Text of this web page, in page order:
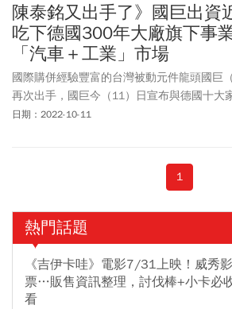
陳泰銘又出手了》國巨出
吃下德國300年大廠旗下事
「汽車＋工業」市場
國際購併經驗豐富的台灣被動元件龍頭國巨
再次出手，國巨今（11）日宣布與德國十大
集團控股公司（Heraeus Holding GmbH）達
這項交易案已獲得雙方董事會通過，本案落
階利基型領域的營運策略，進一步拓展高度
涉足購併，今年5月鴻海（2317）與國巨的
（XSemi Corporation）宣布，以28.868億台
率元件大廠富鼎先進（8261）私募案，將取
的新股，並預計在增資完成後，國創將持有
最大股東。
日期：2022-10-11
1
熱門話題
《吉伊卡哇》電影7/31上映！威秀
票…販售資訊整理，討伐棒+小卡必
看